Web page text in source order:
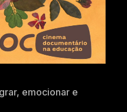
emocionar e